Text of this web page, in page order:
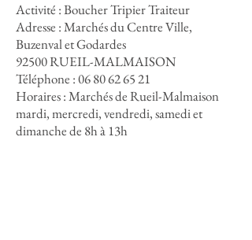
Activité : Boucher TripierTraiteur
Adresse : Marchés du Centre Ville,
Buzenval et Godardes
92500 RUEIL-MALMAISON
Téléphone :06 80 62 65 21
Horaires : Marchés de Rueil-Malmaison
mardi, mercredi, vendredi, samedi et
dimanche de 8h à 13h